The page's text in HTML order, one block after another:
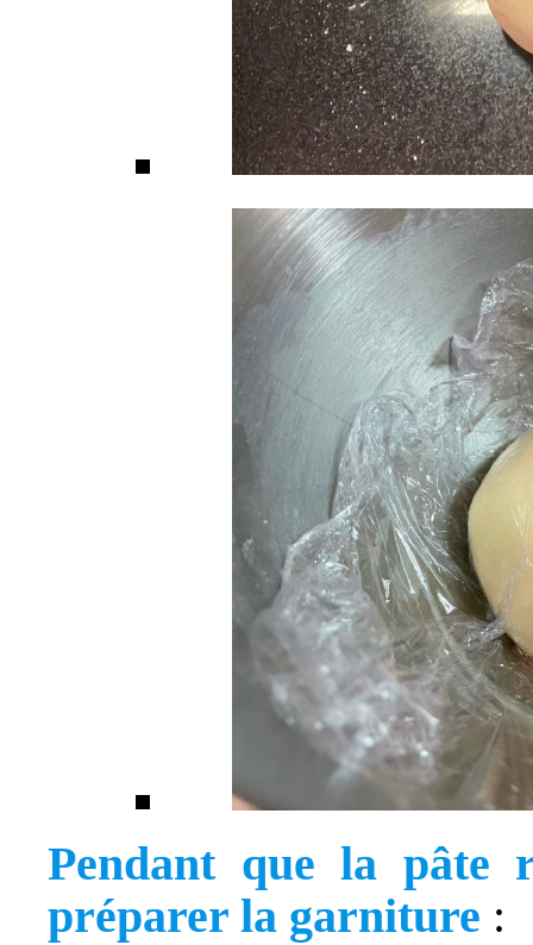
Pendant que la pâte
préparer la garniture :